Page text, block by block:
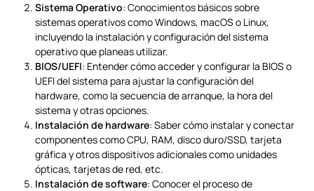
Sistema Operativo: Conocimientos básicos sobre
sistemas operativos como Windows, macOS o Linux,
incluyendo la instalación y configuración del sistema
operativo que planeas utilizar.
BIOS/UEFI: Entender cómo acceder y configurar la BIOS o
UEFI del sistema para ajustar la configuración del
hardware, como la secuencia de arranque, la hora del
sistema y otras opciones.
Instalación de hardware: Saber cómo instalar y conectar
componentes como CPU, RAM, disco duro/SSD, tarjeta
gráfica y otros dispositivos adicionales como unidades
ópticas, tarjetas de red, etc.
Instalación de software: Conocer el proceso de